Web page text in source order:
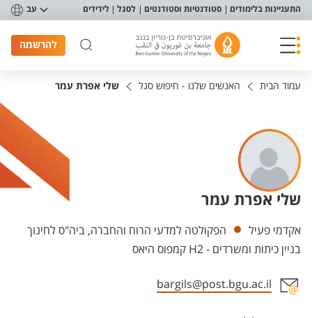
תפריט נגישות
התעניינות בלימודים סטודנטיות וסטודנטים לסגל לידידים עב
להרשמה
עמוד הבית האנשים שלנו - חיפוש סגל שלי אפרת עמר
שלי אפרת עמר
יחידות
אקדמי פעיל
הפקולטה למדעי הרוח והחברה, ביה"ס לחינוך
בניין כיתות ומשרדים - H2 קמפוס היאס
bargils@post.bgu.ac.il